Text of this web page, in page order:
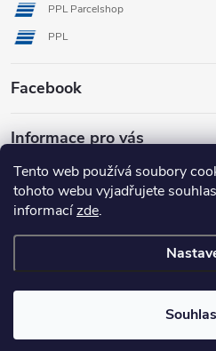
Tento web používá soubory
tohoto webu vyjadřujete
informacízde.
PPL Parcelshop
PPL
Facebook
Informace pro vás
nastavení